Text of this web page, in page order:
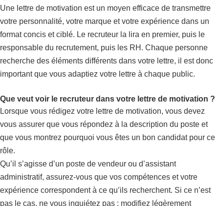
Une lettre de motivation est un moyen efficace de transmettre
votre personnalité, votre marque et votre expérience dans un
format concis et ciblé. Le recruteur la lira en premier, puis le
responsable du recrutement, puis les RH. Chaque personne
recherche des éléments différents dans votre lettre, il est donc
important que vous adaptiez votre lettre à chaque public.
Que veut voir le recruteur dans votre lettre de motivation ?
Lorsque vous rédigez votre lettre de motivation, vous devez
vous assurer que vous répondez à la description du poste et
que vous montrez pourquoi vous êtes un bon candidat pour ce
rôle.
Qu’il s’agisse d’un poste de vendeur ou d’assistant
administratif, assurez-vous que vos compétences et votre
expérience correspondent à ce qu’ils recherchent. Si ce n’est
pas le cas, ne vous inquiétez pas : modifiez légèrement